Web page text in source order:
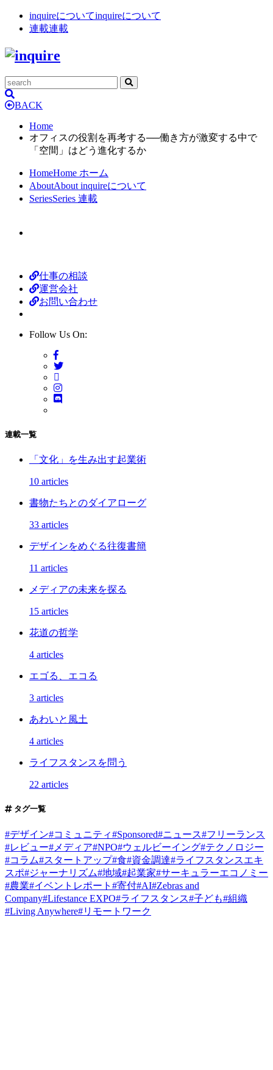
inquireについてinquireについて
連載連載
BACK
Home
オフィスの役割を再考する──働き方が激変する中で
「空間」はどう進化するか
HomeHome ホーム
AboutAbout inquireについて
SeriesSeries 連載
仕事の相談
運営会社
お問い合わせ
Follow Us On:
連載一覧
「文化」を生み出す起業術
10 articles
書物たちとのダイアローグ
33 articles
デザインをめぐる往復書簡
11 articles
メディアの未来を探る
15 articles
花道の哲学
4 articles
エゴる、エコる
3 articles
あわいと風土
4 articles
ライフスタンスを問う
22 articles
タグ一覧
#デザイン#コミュニティ#Sponsored#ニュース#フリーランス
#レビュー# メディア#NPO#ウェルビーイング#テクノロジー
#コラム#スタートアップ#食#資金調達#ライフスタンスエキ
スポ#ジャーナリズム#地域#起業家#サーキュラーエコノミー
#農業#イベントレポート #寄付#AI#Zebras and
Company#Lifestance EXPO#ライフスタンス#子ども#組織
#Living Anywhere#リモートワーク